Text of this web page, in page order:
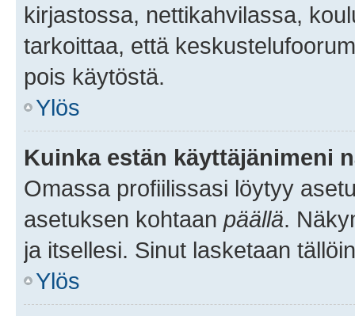
kirjastossa, nettikahvilassa,
tarkoittaa, että
pois käytöstä.
Ylös
Kuinka estän käyttäjänimeni
Omassa profiilissasi löytyy
asetuksen kohtaan päällä.
ja itsellesi. Sinut lasketaan
Ylös